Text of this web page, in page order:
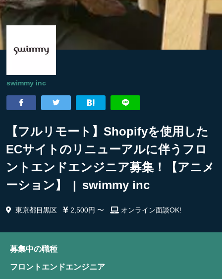
swimmy inc
【フルリモート】Shopifyを使用した
ECサイトのリニューアルに伴うフロ
ントエンドエンジニア募集！【アニメ
ーション】 | swimmy inc
東京都目黒区 2,500円 〜 オンライン面談OK!
募集中の職種
フロントエンドエンジニア